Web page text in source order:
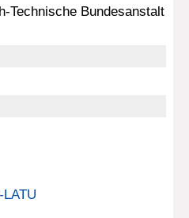
Technische Bundesanstalt